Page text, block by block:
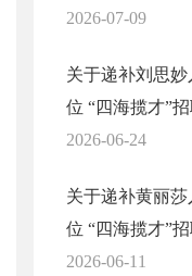
2026-07-09
关于递补刘思
位 “四海揽才”
2026-06-24
关于递补黄丽
位 “四海揽才”
2026-06-11